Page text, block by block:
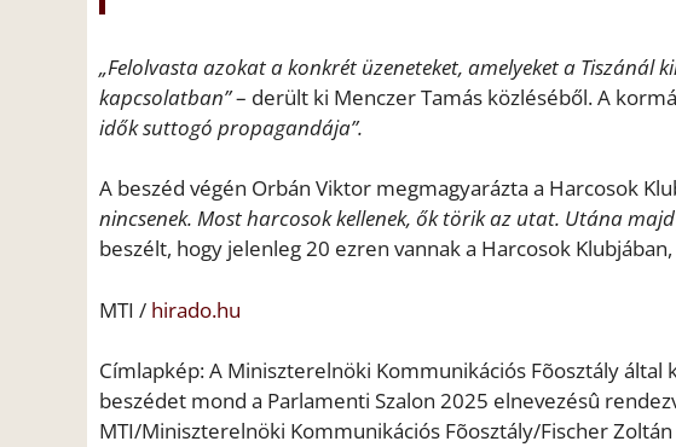
„Felolvasta azokat a konkrét üzeneteket, amelyeket a
kapcsolatban”– derült ki Menczer Tamás közléséből. A
idők suttogó propagandája”.
A beszéd végén Orbán Viktor megmagyarázta a Harcosok
nincsenek. Most harcosok kellenek, ők törik az utat. Utána
beszélt, hogy jelenleg 20 ezren vannak a Harcosok
MTI / hirado.hu
Címlapkép: A Miniszterelnöki Kommunikációs Fõosztály
beszédet mond a Parlamenti Szalon 2025 elnevezésû
MTI/Miniszterelnöki Kommunikációs Fõosztály/Fischer Zoltán